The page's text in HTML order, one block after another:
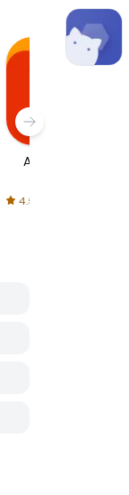
AliExpress
4.5